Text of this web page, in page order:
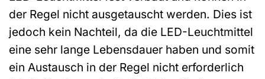
der Regel nicht ausgetauscht werden. Dies ist
jedoch kein Nachteil, da die LED-Leuchtmittel
eine sehr lange Lebensdauer haben und somit
ein Austausch in der Regel nicht erforderlich